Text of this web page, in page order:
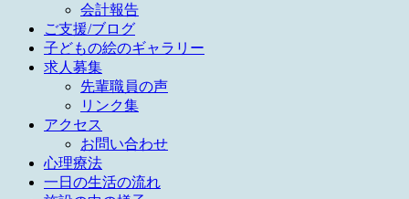
会計報告
ご支援/ブログ
子どもの絵のギャラリー
求人募集
先輩職員の声
リンク集
アクセス
お問い合わせ
心理療法
一日の生活の流れ